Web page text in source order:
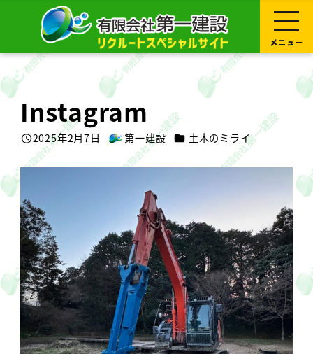
テ
ツ
へ
メニュー
Instagram
投稿日
2025年2月7日
著
第一建設 カテゴリー
土木のミライ